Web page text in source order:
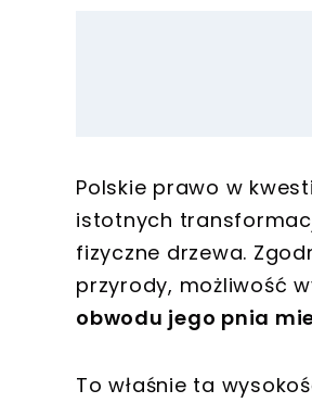
Polskie prawo w
istotnych
fizyczne drzewa.
przyrody, możliwość
obwodu jego pnia
To właśnie ta